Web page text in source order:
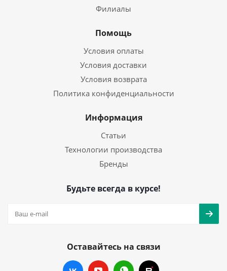
Филиалы
Помощь
Условия оплаты
Условия доставки
Условия возврата
Политика конфиденциальности
Информация
Статьи
Технологии производства
Бренды
Будьте всегда в курсе!
Оставайтесь на связи